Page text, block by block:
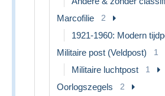
Marcofilie 2
1921-1960: Modern
Militaire post (Veldpost) 1
Militaire luchtpost 1
Oorlogszegels 2